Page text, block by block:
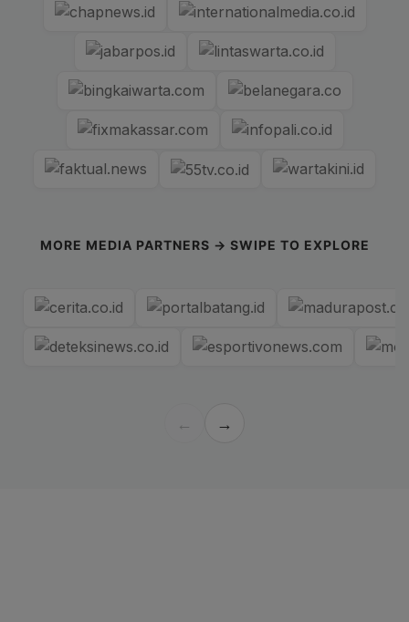
MORE MEDIA PARTNERS → SWIPE TO EXPLORE
← →